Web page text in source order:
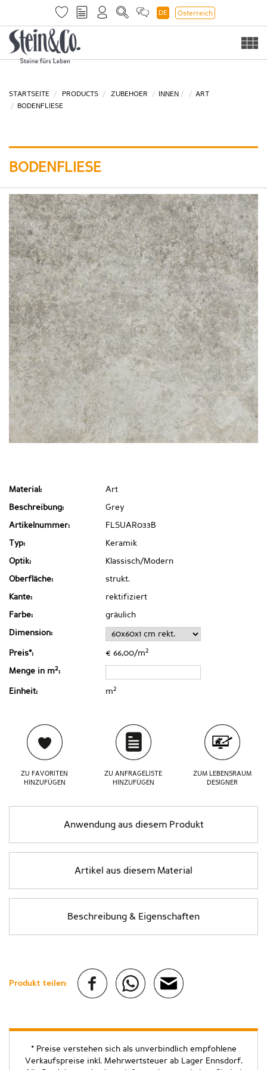
DE Österreich
STARTSEITE PRODUCTS ZUBEHOER INNEN
ART
BODENFLIESE
BODENFLIESE
Material: Art
Beschreibung: Grey
Artikelnummer: FLSUAR033B
Typ: Keramik
Optik: Klassisch/Modern
Oberfläche: strukt.
Kante: rektifiziert
Farbe: gräulich
Dimension:
Preis*: € 66,00/m2
Menge in m2:
Einheit: m2
ZU FAVORITEN
HINZUFÜGEN
ZU ANFRAGELISTE
HINZUFÜGEN
ZUM LEBENSRAUM
DESIGNER
Anwendung aus diesem Produkt
Artikel aus diesem Material
Beschreibung & Eigenschaften
Produkt teilen:
* Preise verstehen sich als unverbindlich empfohlene
Verkaufspreise inkl. Mehrwertsteuer ab Lager Ennsdorf.